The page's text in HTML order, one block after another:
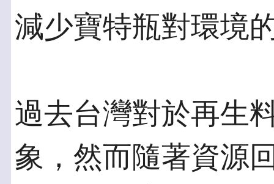
減少寶特瓶對環境
過去台灣對於再生
象，然而隨著資源